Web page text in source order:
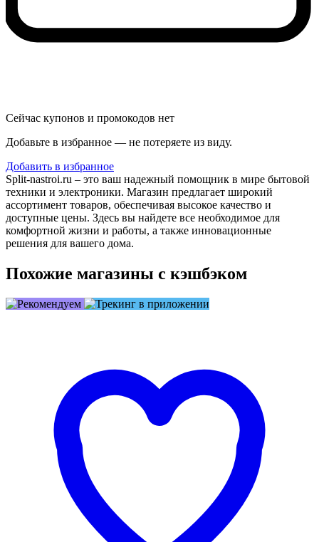
Сейчас купонов и промокодов нет
Добавьте в избранное — не потеряете из виду.
Добавить в избранное
Split-nastroi.ru – это ваш надежный помощник в мире бытовой
техники и электроники. Магазин предлагает широкий
ассортимент товаров, обеспечивая высокое качество и
доступные цены. Здесь вы найдете все необходимое для
комфортной жизни и работы, а также инновационные
решения для вашего дома.
Похожие магазины с кэшбэком